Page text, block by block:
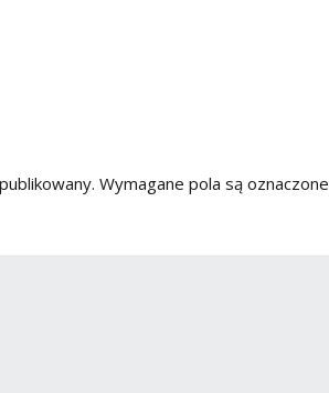
Wymagane pola są oznaczone